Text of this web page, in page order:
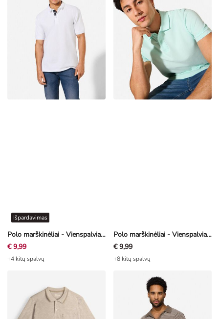
Polo marškinėliai - Vienspalviai - baltas
Išpardavimas
€ 9,99
+4 kitų spalvų
Polo marškinėliai - Vienspalviai - šviesiai mėlyna
€ 9,99
+8 kitų spalvų